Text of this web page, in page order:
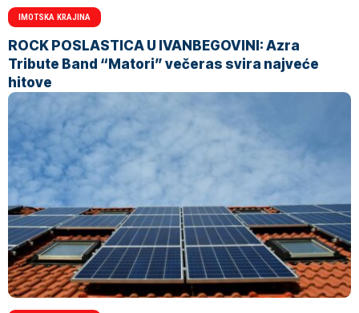
IMOTSKA KRAJINA
ROCK POSLASTICA U IVANBEGOVINI: Azra
Tribute Band “Matori” večeras svira najveće
hitove